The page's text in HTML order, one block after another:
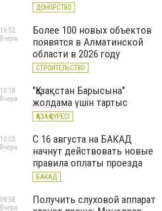
ДОНОРСТВО
Более 100 новых объектов
появятся в Алматинской
области в 2026 году
СТРОИТЕЛЬСТВО
16:52
Вчера
"Қазақстан Барысына"
жолдама үшін тартыс
ҚАЗАҚ КҮРЕСІ
10:18
Вчера
С 16 августа на БАКАД
начнут действовать новые
правила оплаты проезда
БАКАД
10:03
Вчера
Получить слуховой аппарат
08:58
Вчера